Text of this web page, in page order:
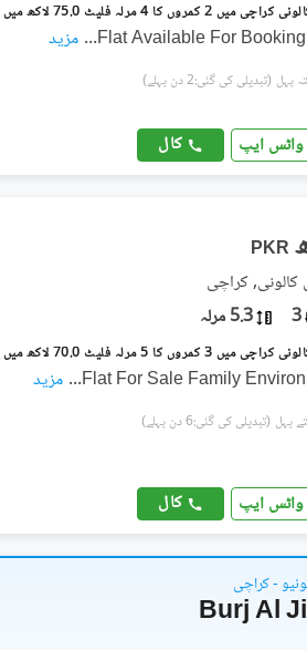
Flat Available For
... مزید
(تبدیلی کی گئی:2 دن پہلے)
واٹس ایپ کال
PKR
کالونی, کراچی
3 5.3 مرلہ
Flat For Sale Family
... مزید
(تبدیلی کی گئی:6 دن پہلے)
واٹس ایپ کال
- کراچی
Burj Al